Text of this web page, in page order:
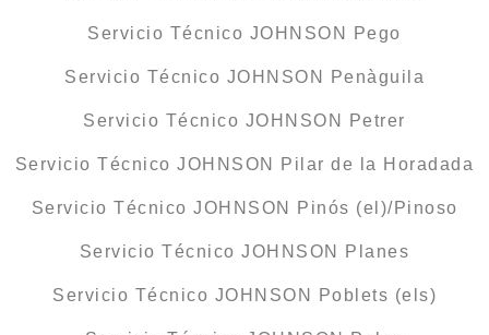
Servicio Técnico JOHNSON Pego
Servicio Técnico JOHNSON Penàguila
Servicio Técnico JOHNSON Petrer
Servicio Técnico JOHNSON Pilar de la Horadada
Servicio Técnico JOHNSON Pinós (el)/Pinoso
Servicio Técnico JOHNSON Planes
Servicio Técnico JOHNSON Poblets (els)